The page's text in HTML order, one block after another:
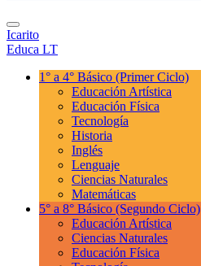
Icarito
Educa LT
1° a 4° Básico (Primer Ciclo)
Educación Artística
Educación Física
Tecnología
Historia
Inglés
Lenguaje
Ciencias Naturales
Matemáticas
5° a 8° Básico (Segundo Ciclo)
Educación Artística
Ciencias Naturales
Educación Física